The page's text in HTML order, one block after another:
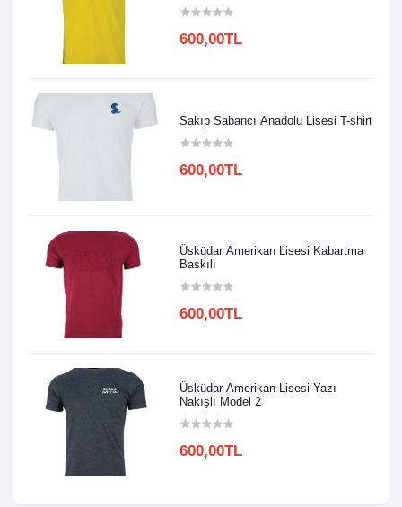
600,00TL
Sakıp Sabancı Anadolu Lisesi T-shirt
600,00TL
Üsküdar Amerikan Lisesi Kabartma
Baskılı
600,00TL
Üsküdar Amerikan Lisesi Yazı
Nakışlı Model 2
600,00TL